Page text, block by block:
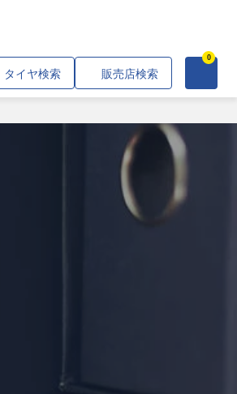
0
タイヤ検索 販売店検索